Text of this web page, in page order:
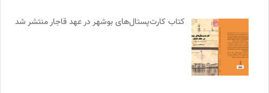
کتاب کارت‌پستال‌های بوشهر در عهد قاجار منتشر شد